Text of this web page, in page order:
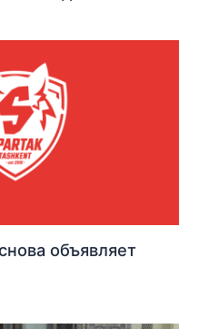
объявляет